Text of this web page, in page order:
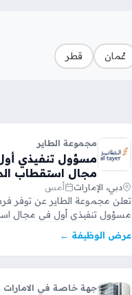
عُمان قطر
مجموعة الطاير
مسؤول تنفيذي
مجال استقطاب
دبي، الإمارات
أمس
تعلن مجموعة الطاير عن
مسؤول تنفيذي أول في مجال
عرض الوظيفة ←
جهة خاصة في الامارات